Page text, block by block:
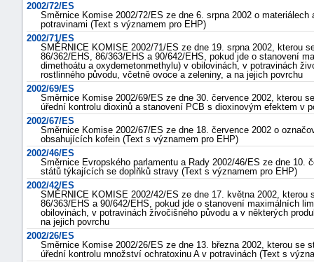
2002/72/ES
Směrnice Komise 2002/72/ES ze dne 6. srpna 2002 o
potravinami (Text s významem pro EHP)
2002/71/ES
SMĚRNICE KOMISE 2002/71/ES ze dne 19. srpna 2002, kterou
86/362/EHS, 86/363/EHS a 90/642/EHS, pokud jde o stanovení
dimethoátu a oxydemeton­methylu) v obilovinách, v potravinách
rostlinného původu, včetně ovoce a zeleniny, a na jejich povrchu
2002/69/ES
Směrnice Komise 2002/69/ES ze dne 30. července 2002, kterou
úřední kontrolu dioxinů a stanovení PCB s dioxinovým efektem v
2002/67/ES
Směrnice Komise 2002/67/ES ze dne 18. července 2002 o
obsahujících kofein (Text s významem pro EHP)
2002/46/ES
Směrnice Evropského parlamentu a Rady 2002/46/ES ze dne
států týkajících se doplňků stravy (Text s významem pro EHP)
2002/42/ES
SMĚRNICE KOMISE 2002/42/ES ze dne 17. května 2002,
86/363/EHS a 90/642/EHS, pokud jde o stanovení maximálních
obilovinách, v potravinách živočišného původu a v některých
na jejich povrchu
2002/26/ES
Směrnice Komise 2002/26/ES ze dne 13. března 2002, kterou se
úřední kontrolu množství ochratoxinu A v potravinách (Text s